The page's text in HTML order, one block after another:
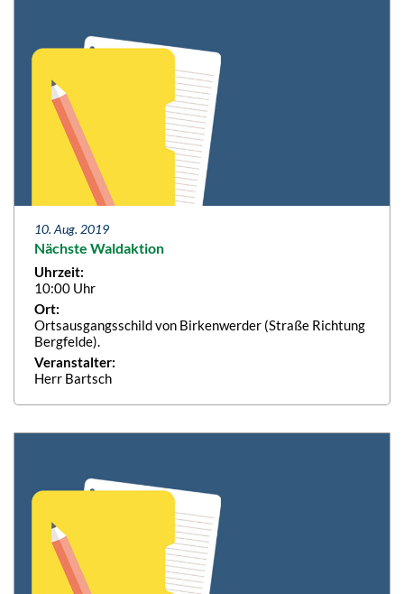
10. Aug. 2019
Nächste Waldaktion
Uhrzeit:
10:00 Uhr
Ort:
Ortsausgangsschild von Birkenwerder (Straße Richtung
Bergfelde).
Veranstalter:
Herr Bartsch